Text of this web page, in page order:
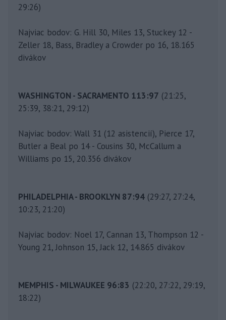
29:26)
Najviac bodov: G. Hill 30, Miles 13, Stuckey 12 -
Zeller 18, Bass, Bradley a Crowder po 16, 18.165
divákov
WASHINGTON - SACRAMENTO 113:97 (21:25,
25:39, 38:21, 29:12)
Najviac bodov: Wall 31 (12 asistencií), Pierce 17,
Butler a Beal po 14 - Cousins 30, McCallum a
Williams po 15, 20.356 divákov
PHILADELPHIA - BROOKLYN 87:94 (29:27, 27:24,
10:23, 21:20)
Najviac bodov: Noel 17, Cannan 13, Thompson 12 -
Young 21, Johnson 15, Jack 12, 14.865 divákov
MEMPHIS - MILWAUKEE 96:83 (22:20, 27:22, 29:19,
18:22)